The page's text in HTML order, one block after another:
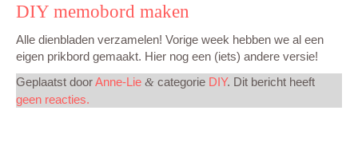
ERVARINGEN OM TE DELEN
CREATIEF
DIY memobord maken
Alle dienbladen verzamelen! Vorige week hebben we al een
eigen prikbord gemaakt. Hier nog een (iets) andere versie!
Geplaatst doorAnne-Lie & categorie DIY. Dit bericht heeft
geen reacties.